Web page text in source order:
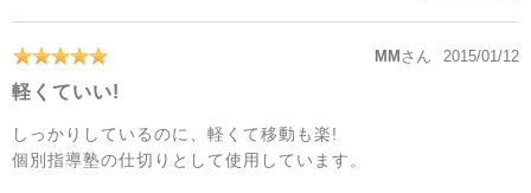
MMさん 2015/01/12
軽くていい!
しっかりしているのに、軽くて移動も楽!
個別指導塾の仕切りとして使用しています。